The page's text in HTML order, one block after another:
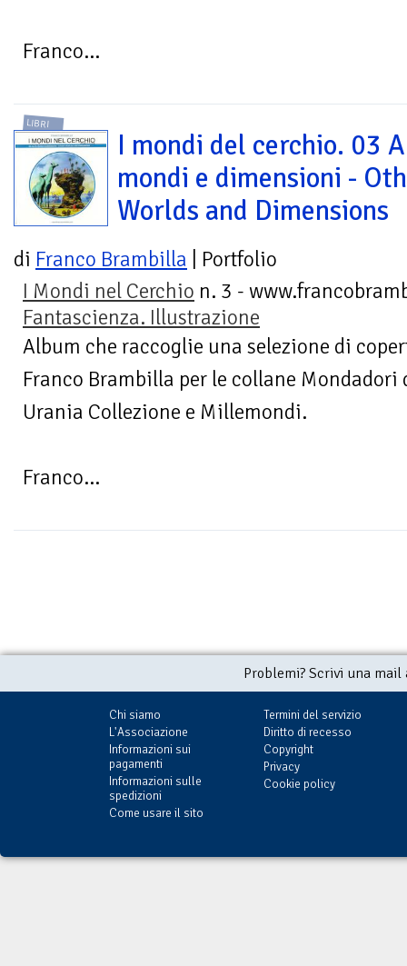
Franco...
LIBRI
I mondi del cerchio. 03
mondi e dimensioni -
Worlds and Dimensions
di Franco Brambilla | Portfolio
I Mondi nel Cerchio n. 3 -
Fantascienza. Illustrazione
Album che raccoglie una selezione di
Franco Brambilla per le collane
Urania Collezione e Millemondi.
Franco...
Problemi? Scrivi una
Chi siamo
L'Associazione
Informazioni sui
pagamenti
Informazioni sulle
spedizioni
Come usare il sito
Termini del servizio
Diritto di recesso
Copyright
Privacy
Cookie policy